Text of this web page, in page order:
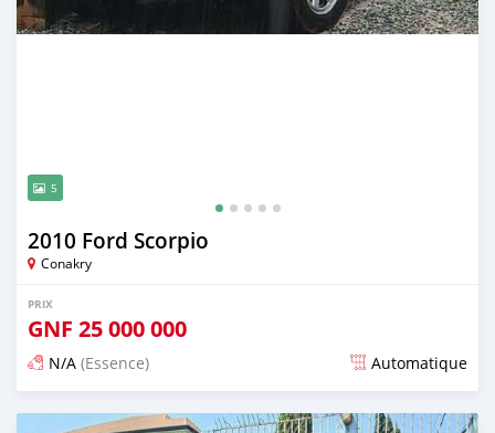
5
2010 Ford Scorpio
Conakry
PRIX
GNF 25 000 000
N/A (Essence) Automatique
Publié il y a environ un an